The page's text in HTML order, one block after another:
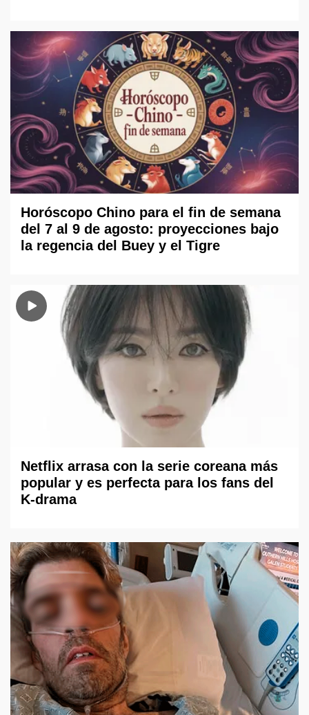
Horóscopo Chino para el fin de semana
del 7 al 9 de agosto: proyecciones bajo
la regencia del Buey y el Tigre
Netflix arrasa con la serie coreana más
popular y es perfecta para los fans del
K-drama